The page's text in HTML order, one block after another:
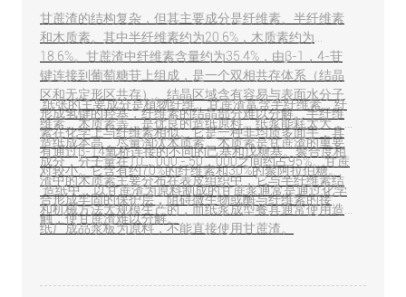
甘蔗渣的结构复杂，但其主要成分是纤维素、半纤维素
和木质素。其中半纤维素约为20.6%，木质素约为
18.6%。甘蔗渣中纤维素含量约为35.4%，由β-1，4-苷
键连接到葡萄糖苷上组成，是一个双相共存体系（结晶
区和无定形区共存）。结晶区域含有容易与表面水分子
形成氢键的羟基，纤维素的结晶部分难以分解。半纤维
素在化学上与纤维素相似。它是一种非均质多面手，具
有通过β-14氧桥连接的不同的己基和戊糖基。聚合度相
对较小。它含有约70%的纤维素和30%的聚阿拉伯糖。
纸张的主要成分是植物纤维。甘蔗渣富含半纤维素、纤
维素、木质素等，是优良的造纸原料。纸浆能耗太大，
造纸成本高，尽量淘汰木质素。木质素是甘蔗渣的重要
成分，分子量在10，000 - 50，000之间约占95%。甘蔗
渣中的木质素主要分布在表皮组织中，它与半纤维素结
合形成牢固的保护层，阻碍微生物或酶与纤维素的接
触，使甘蔗渣难以分解。
造纸中，以甘蔗渣为原料制成的甘蔗浆通常是通过化学
和机械方法大规模生产的，而纸浆成型餐具通常使用造
纸厂成品浆板为原料，不能直接使用甘蔗渣。